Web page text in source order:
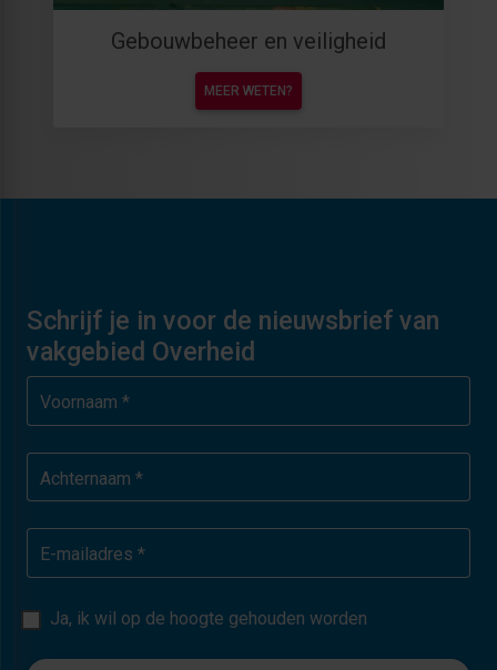
Gebouwbeheer en veiligheid
MEER WETEN?
Schrijf je in voor de nieuwsbrief van
vakgebied Overheid
Voornaam *
Achternaam *
E-mailadres *
Ja, ik wil op de hoogte gehouden worden